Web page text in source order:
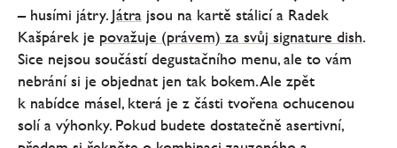
– husími játry. Játra jsou na kartě stálicí a Radek
Kašpárek je považuje (právem) za svůj signature dish.
Sice nejsou součástí degustačního menu, ale to vám
nebrání si je objednat jen tak bokem. Ale zpět
k nabídce másel, která je z části tvořena ochucenou
solí a výhonky. Pokud budete dostatečně asertivní,